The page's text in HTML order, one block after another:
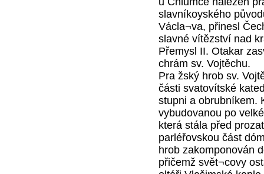
slavníkoyského
Václa¬va, přinesl
slavné vítězství nad
Přemysl II. Otakar
chrám sv. Vojtěchu.
Pra žský hrob sv.
části svatovítské
stupni a obrubníkem.
vybudovanou po
která stála před
parléřovskou část
hrob zakomponován
přičemž svět¬covy